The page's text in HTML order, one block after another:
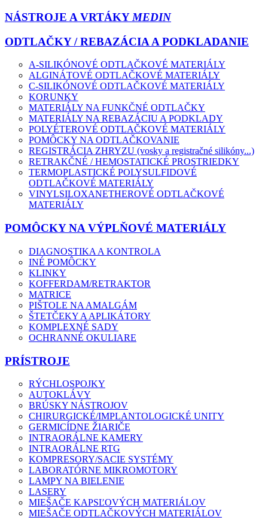
NÁSTROJE A VRTÁKY MEDIN
ODTLAČKY / REBAZÁCIA A PODKLADANIE
A-SILIKÓNOVÉ ODTLAČKOVÉ MATERIÁLY
ALGINÁTOVÉ ODTLAČKOVÉ MATERIÁLY
C-SILIKÓNOVÉ ODTLAČKOVÉ MATERIÁLY
KORUNKY
MATERIÁLY NA FUNKČNÉ ODTLAČKY
MATERIÁLY NA REBAZÁCIU A PODKLADY
POLYÉTEROVÉ ODTLAČKOVÉ MATERIÁLY
POMÔCKY NA ODTLAČKOVANIE
REGISTRÁCIA ZHRYZU (vosky a registračné silikóny...)
RETRAKČNÉ / HEMOSTATICKÉ PROSTRIEDKY
TERMOPLASTICKÉ POLYSULFIDOVÉ
ODTLAČKOVÉ MATERIÁLY
VINYLSILOXANETHEROVÉ ODTLAČKOVÉ
MATERIÁLY
POMÔCKY NA VÝPLŇOVÉ MATERIÁLY
DIAGNOSTIKA A KONTROLA
INÉ POMÔCKY
KLINKY
KOFFERDAM/RETRAKTOR
MATRICE
PIŠTOLE NA AMALGÁM
ŠTETČEKY A APLIKÁTORY
KOMPLEXNÉ SADY
OCHRANNÉ OKULIARE
PRÍSTROJE
RÝCHLOSPOJKY
AUTOKLÁVY
BRÚSKY NÁSTROJOV
CHIRURGICKÉ/IMPLANTOLOGICKÉ UNITY
GERMICÍDNE ŽIARIČE
INTRAORÁLNE KAMERY
INTRAORÁLNE RTG
KOMPRESORY/SACIE SYSTÉMY
LABORATÓRNE MIKROMOTORY
LAMPY NA BIELENIE
LASERY
MIEŠAČE KAPSĽOVÝCH MATERIÁLOV
MIEŠAČE ODTLAČKOVÝCH MATERIÁLOV